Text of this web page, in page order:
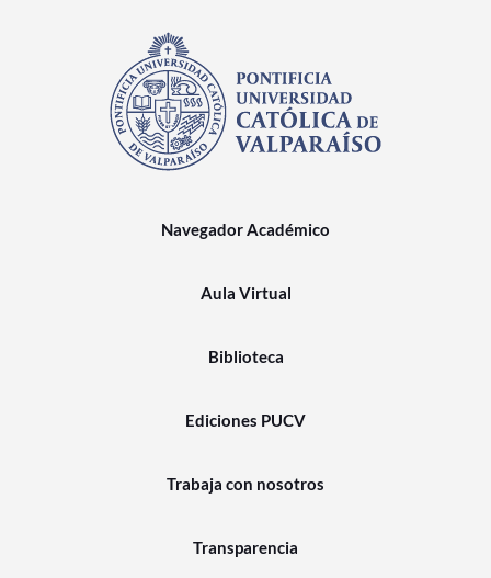
Navegador Académico
Aula Virtual
Biblioteca
Ediciones PUCV
Trabaja con nosotros
Transparencia